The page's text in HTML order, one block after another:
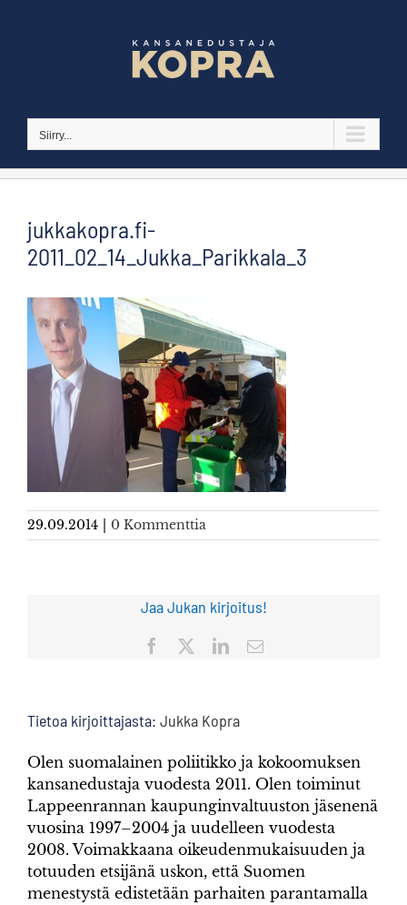
Siirry...
jukkakopra.fi-
2011_02_14_Jukka_Parikkala_3
29.09.2014 0 Kommenttia
Jaa Jukan kirjoitus!
Facebook LinkedInSähköposti
Tietoa kirjoittajasta: Jukka Kopra
Olen suomalainen poliitikko ja kokoomuksen
kansanedustaja vuodesta 2011. Olen toiminut
Lappeenrannan kaupunginvaltuuston jäsenenä
vuosina 1997–2004 ja uudelleen vuodesta
2008. Voimakkaana oikeudenmukaisuuden ja
totuuden etsijänä uskon, että Suomen
menestystä edistetään parhaiten parantamalla